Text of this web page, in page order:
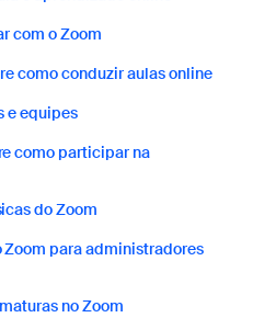
com o Zoom
como conduzir aulas online
e equipes
como participar na
do Zoom
para administradores
no Zoom